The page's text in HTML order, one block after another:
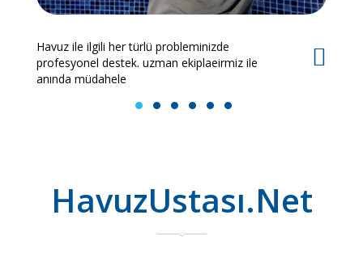
Havuz ile ilgili her türlü probleminizde
profesyonel destek. uzman ekiplaeirmiz ile
anında müdahele
1 2 3 4 5 6
HavuzUstası.Net